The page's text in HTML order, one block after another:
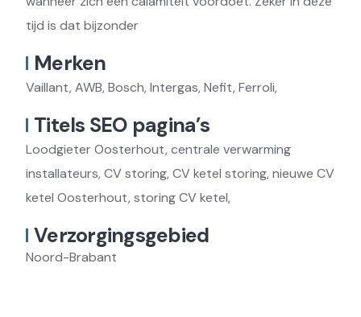
tijd is dat bijzonder
Merken
Vaillant, AWB, Bosch, Intergas, Nefit, Ferroli,
Titels SEO pagina’s
Loodgieter Oosterhout, centrale verwarming
installateurs, CV storing, CV ketel storing, nieuwe CV
ketel Oosterhout, storing CV ketel,
Verzorgingsgebied
Noord-Brabant